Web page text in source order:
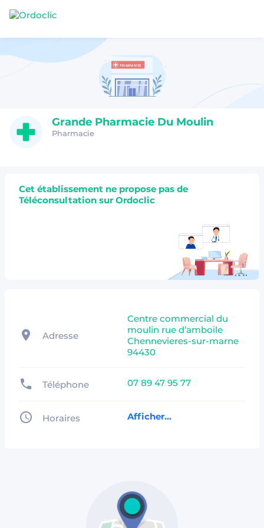
Grande Pharmacie Du Moulin
Pharmacie
Cet établissement ne propose pas de
Téléconsultation sur Ordoclic
Adresse
Centre commercial du
moulin rue d’amboile
Chennevieres-sur-marne
94430
Téléphone 07 89 47 95 77
Horaires Afficher...